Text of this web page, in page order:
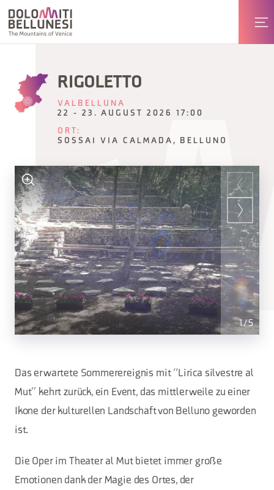
RIGOLETTO
VALBELLUNA
22 - 23. AUGUST 2026 17:00
ORT:
SOSSAI VIA CALMADA, BELLUNO
1/5
Das erwartete Sommerereignis mit “Lirica silvestre al
Mut” kehrt zurück, ein Event, das mittlerweile zu einer
Ikone der kulturellen Landschaft von Belluno geworden
ist.
Die Oper im Theater al Mut bietet immer große
Emotionen dank der Magie des Ortes, der